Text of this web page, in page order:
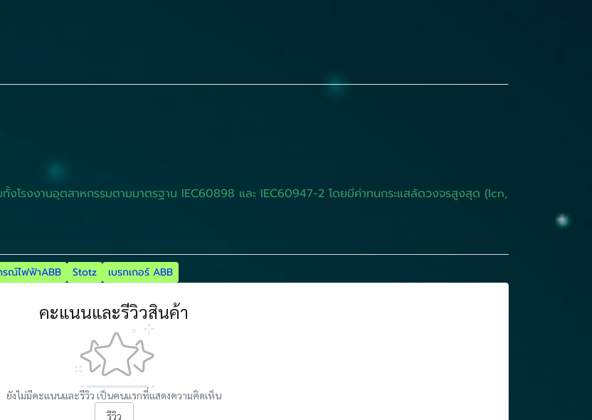
ทั้งโรงงานอุตสาหกรรมตามมาตรฐาน IEC60898 และ IEC60947-2 โดยมีค่าทนกระแสลัดวงจรสูงสุด (Icn,
ณ์ไฟฟ้าABB Stotz เบรกเกอร์ ABB
คะแนนและรีวิวสินค้า
ยังไม่มีคะแนนและรีวิว เป็นคนแรกที่แสดงความคิดเห็น
รีวิว